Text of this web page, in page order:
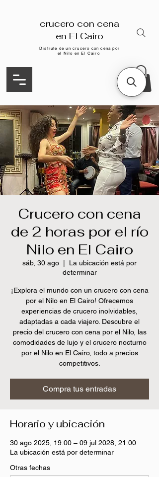
crucero con cena
en El Cairo
Disfrute de un crucero con cena por
el Nilo en El Cairo
Crucero con cena
de 2 horas por el río
Nilo en El Cairo
sáb, 30 ago
La ubicación está por
determinar
¡Explora el mundo con un crucero con cena
por el Nilo en El Cairo! Ofrecemos
experiencias de crucero inolvidables,
adaptadas a cada viajero. Descubre el
precio del crucero con cena por el Nilo, las
comodidades de lujo y el crucero nocturno
por el Nilo en El Cairo, todo a precios
competitivos.
Compra tus entradas
Horario y ubicación
30 ago 2025, 19:00 – 09 jul 2028, 21:00
La ubicación está por determinar
Otras fechas